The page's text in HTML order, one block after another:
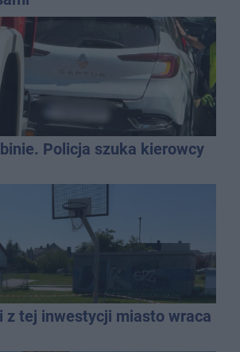
Policja szuka kierowcy
z tej inwestycji miasto wraca